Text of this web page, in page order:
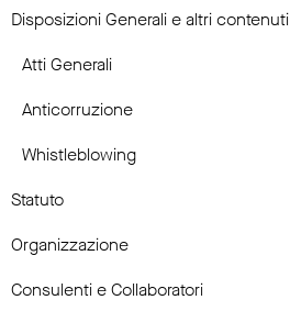
Disposizioni Generali e altri contenuti
Atti Generali
Anticorruzione
Whistleblowing
Statuto
Organizzazione
Consulenti e Collaboratori